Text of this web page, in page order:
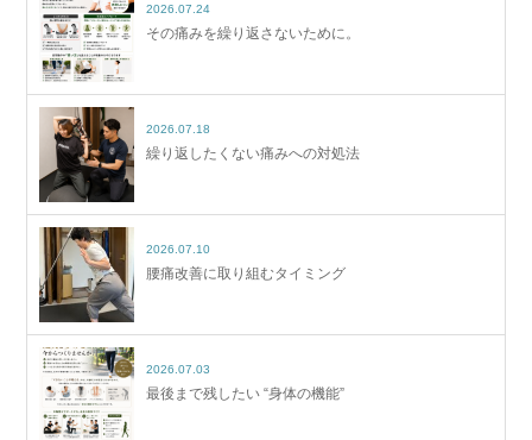
2026.07.24
その痛みを繰り返さないために。
2026.07.18
繰り返したくない痛みへの対処法
2026.07.10
腰痛改善に取り組むタイミング
2026.07.03
最後まで残したい “身体の機能”